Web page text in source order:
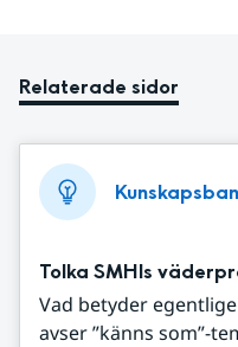
Relaterade sidor
Tolka SMHIs
Vad betyder
avser ”känns som”-